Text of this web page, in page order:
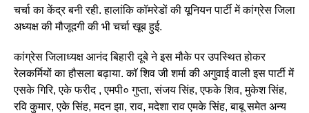
चर्चा का केंद्र बनी रही. हालांकि कॉमरेडों की यूनियन पार्टी में कांग्रेस जिला
अध्यक्ष की मौजूदगी की भी चर्चा खूब हुई.
कांग्रेस जिलाध्यक्ष आनंद बिहारी दूबे ने इस मौके पर उपस्थित होकर
रेलकर्मियों का हौसला बढ़ाया. काॅ शिव जी शर्मा की अगुवाई वाली इस पार्टी में
एसके गिरि, एके फरीद , एमपी० गुप्ता, संजय सिंह, एफके शिव, मुकेश सिंह,
रवि कुमार, एके सिंह, मदन झा, राव, मदेशा राव एमके सिंह, बाबू समेत अन्य